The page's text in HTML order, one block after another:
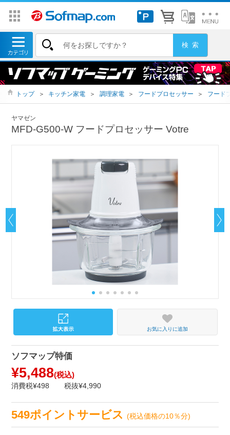
トップ ＞ キッチン家電 ＞ 調理家電 ＞ フードプロセッサー ＞ フード
ヤマゼン
MFD-G500-W フードプロセッサー Votre
お気に入りに追加
ソフマップ特価
¥5,488(税込)
消費税¥498 税抜¥4,990
549ポイントサービス(税込価格の10％分)